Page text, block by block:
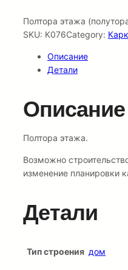
Полтора этажа
SKU: К076Category:
Описание
Детали
Описание
Полтора этажа.
Возможно
изменение планировки
Детали
Тип строения дом